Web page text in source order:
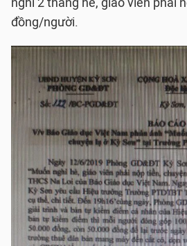
đồng/người.